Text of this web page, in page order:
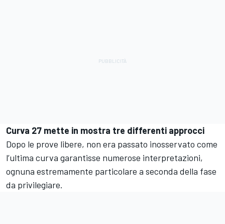
Curva 27 mette in mostra tre differenti approcci
Dopo le prove libere, non era passato inosservato come
l’ultima curva garantisse numerose interpretazioni,
ognuna estremamente particolare a seconda della fase
da privilegiare.